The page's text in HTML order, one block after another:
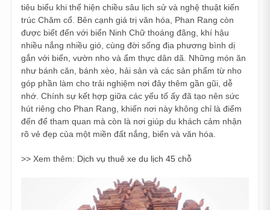
tiêu biểu khi thể hiện chiều sâu lịch sử và nghệ thuật kiến
trúc Chăm cổ. Bên cạnh giá trị văn hóa, Phan Rang còn
được biết đến với biển Ninh Chữ thoáng đãng, khí hậu
nhiều nắng nhiều gió, cùng đời sống địa phương bình dị
gắn với biển, vườn nho và ẩm thực dân dã. Những món ăn
như bánh căn, bánh xèo, hải sản và các sản phẩm từ nho
góp phần làm cho trải nghiệm nơi đây thêm gần gũi, dễ
nhớ. Chính sự kết hợp giữa các yếu tố ấy đã tạo nên sức
hút riêng cho Phan Rang, khiến nơi này không chỉ là điểm
đến để tham quan mà còn là nơi giúp du khách cảm nhận
rõ vẻ đẹp của một miền đất nắng, biển và văn hóa.
>> Xem thêm: Dịch vụ thuê xe du lịch 45 chỗ